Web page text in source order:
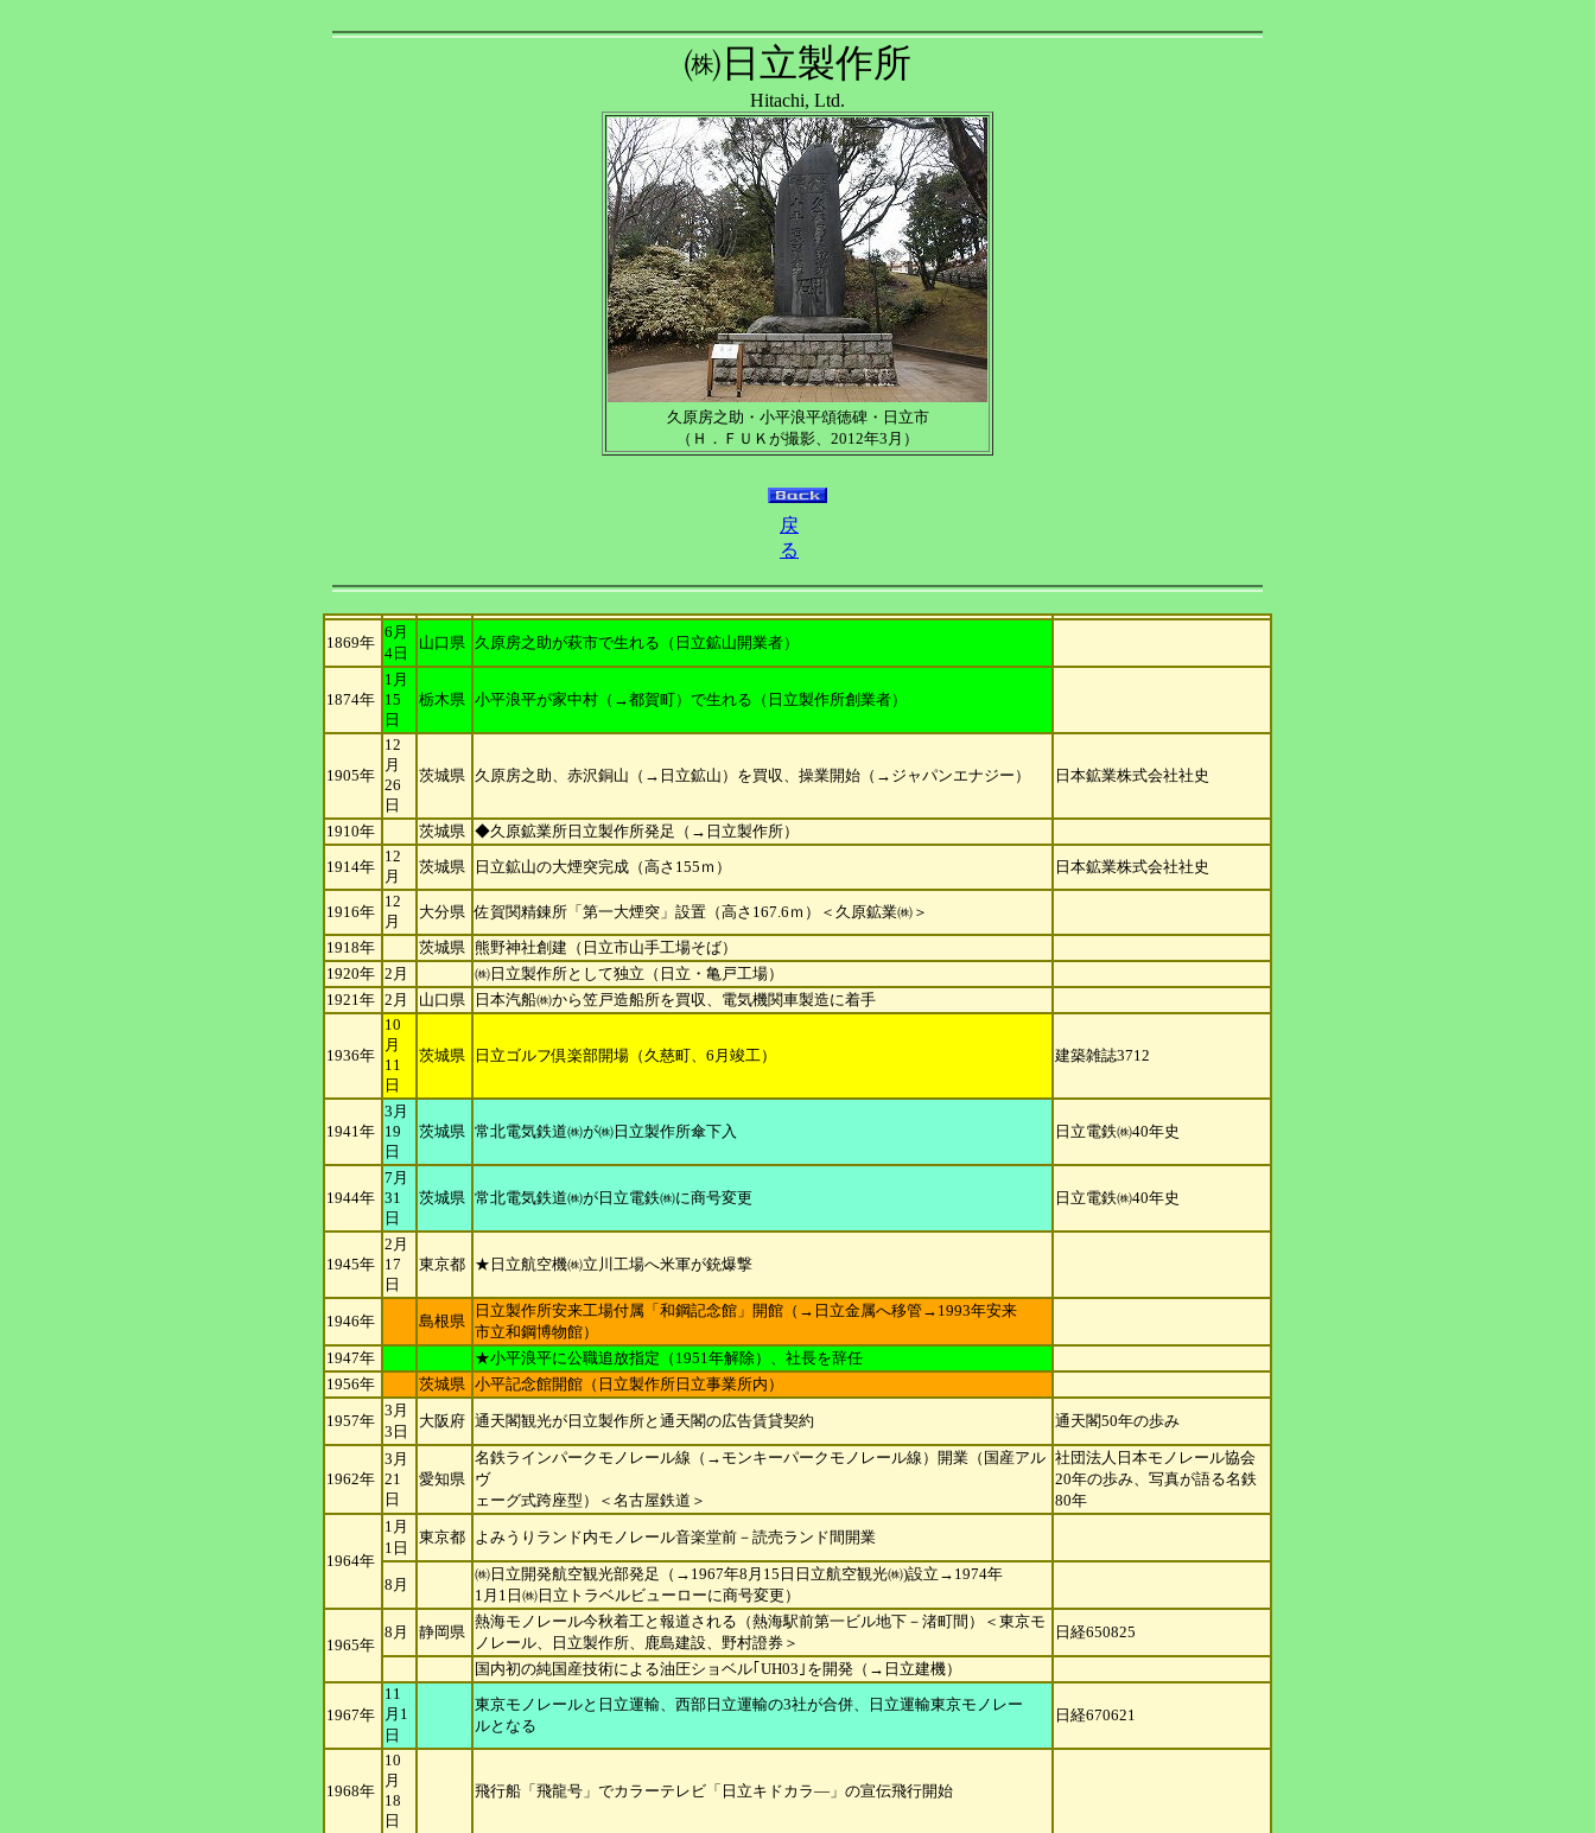
㈱日立製作所
Hitachi, Ltd.
久原房之助・小平浪平頌徳碑・日立市
（Ｈ．ＦＵＫが撮影、2012年3月）
戻
る
1869年
6月
4日
山口県 久原房之助が萩市で生れる（日立鉱山開業者）
1874年
1月
15
日
栃木県 小平浪平が家中村（→都賀町）で生れる（日立製作所創業者）
1905年
12
月
26
日
茨城県 久原房之助、赤沢銅山（→日立鉱山）を買収、操業開始（→ジャパンエナジー） 日本鉱業株式会社社史
1910年 茨城県 ◆久原鉱業所日立製作所発足（→日立製作所）
1914年
12
月
茨城県 日立鉱山の大煙突完成（高さ155ｍ） 日本鉱業株式会社社史
1916年
12
月
大分県 佐賀関精錬所「第一大煙突」設置（高さ167.6ｍ）＜久原鉱業㈱＞
1918年
茨城県 熊野神社創建（日立市山手工場そば）
1920年 2月
㈱日立製作所として独立（日立・亀戸工場）
1921年 2月 山口県 日本汽船㈱から笠戸造船所を買収、電気機関車製造に着手
1936年
10
月
11
日
茨城県 日立ゴルフ倶楽部開場（久慈町、6月竣工） 建築雑誌3712
1941年
3月
19
日
茨城県 常北電気鉄道㈱が㈱日立製作所傘下入 日立電鉄㈱40年史
1944年
7月
31
日
茨城県 常北電気鉄道㈱が日立電鉄㈱に商号変更 日立電鉄㈱40年史
1945年
2月
17
日
東京都 ★日立航空機㈱立川工場へ米軍が銃爆撃
1946年 島根県
日立製作所安来工場付属「和鋼記念館」開館（→日立金属へ移管→1993年安来
市立和鋼博物館）
1947年
★小平浪平に公職追放指定（1951年解除）、社長を辞任
1956年
茨城県 小平記念館開館（日立製作所日立事業所内）
1957年
3月
3日
大阪府 通天閣観光が日立製作所と通天閣の広告賃貸契約 通天閣50年の歩み
1962年
3月
21
日
愛知県
名鉄ラインパークモノレール線（→モンキーパークモノレール線）開業（国産アル
ヴ
ェーグ式跨座型）＜名古屋鉄道＞
社団法人日本モノレール協会
20年の歩み、写真が語る名鉄
80年
1964年
1月
1日
東京都 よみうりランド内モノレール音楽堂前－読売ランド間開業
8月
㈱日立開発航空観光部発足（→1967年8月15日日立航空観光㈱)設立→1974年
1月1日㈱日立トラベルビューローに商号変更）
1965年
8月 静岡県
熱海モノレール今秋着工と報道される（熱海駅前第一ビル地下－渚町間）＜東京モ
ノレール、日立製作所、鹿島建設、野村證券＞
日経650825
国内初の純国産技術による油圧ショベル｢UH03｣を開発（→日立建機）
1967年
11
月1
日
東京モノレールと日立運輸、西部日立運輸の3社が合併、日立運輸東京モノレー
ルとなる
日経670621
1968年
10
月
18
日
飛行船「飛龍号」でカラーテレビ「日立キドカラ―」の宣伝飛行開始